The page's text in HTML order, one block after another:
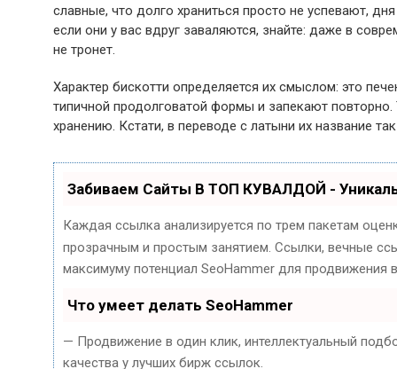
славные, что долго храниться просто не успевают,
если они у вас вдруг заваляются, знайте: даже в
не тронет.
Характер бискотти определяется их смыслом: это
типичной продолговатой формы и запекают
хранению. Кстати, в переводе с латыни их название
Забиваем Сайты В ТОП КУВАЛДОЙ -
Каждая ссылка анализируется по трем пакетам
прозрачным и простым занятием. Ссылки, вечные
максимуму потенциал SeoHammer для продвижения
Что умеет делать SeoHammer
— Продвижение в один клик, интеллектуальный
качества у лучших бирж ссылок.